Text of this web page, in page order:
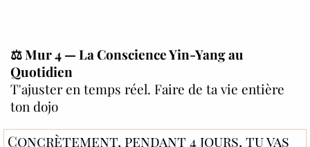
⚖️Mur 4 — La Conscience Yin-Yang au
Quotidien
T'ajuster en temps réel. Faire de ta vie entière
ton dojo
Concrètement, pendant 4 jours, tu vas